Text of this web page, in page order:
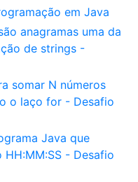
em Java
anagramas uma da
de strings -
somar N números
o laço for - Desafio
Java que
- Desafio